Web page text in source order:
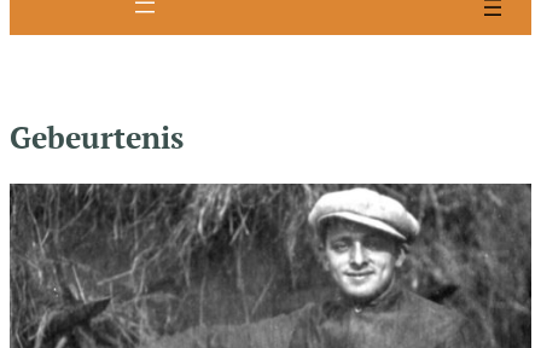
Gebeurtenis